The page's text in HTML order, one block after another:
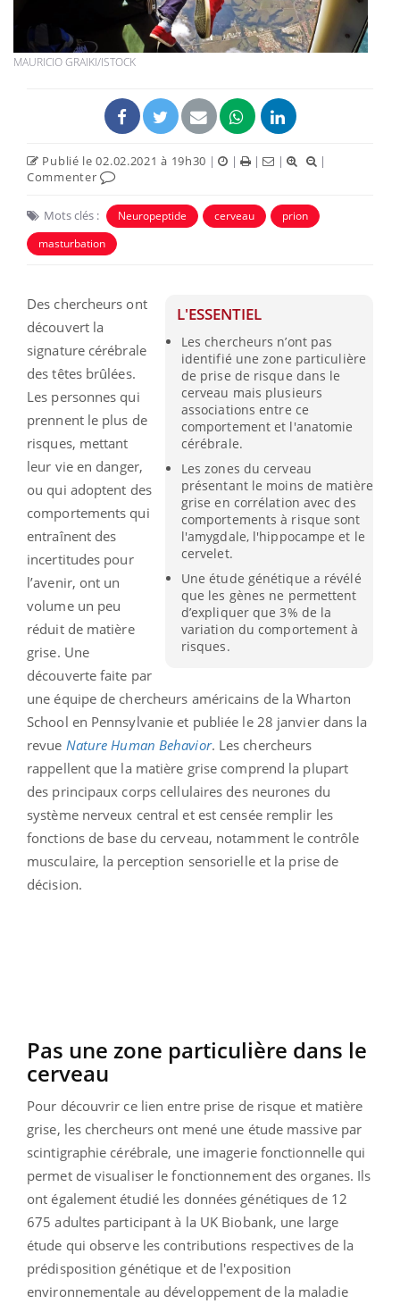
MAURICIO GRAIKI/ISTOCK
Publié le 02.02.2021 à 19h30 | | | |
|
Commenter
Mots clés : Neuropeptide cerveau
prion
masturbation
L'ESSENTIEL
Les chercheurs n’ont pas
identifié une zone particulière
de prise de risque dans le
cerveau mais plusieurs
associations entre ce
comportement et l'anatomie
cérébrale.
Les zones du cerveau
présentant le moins de matière
grise en corrélation avec des
comportements à risque sont
l'amygdale, l'hippocampe et le
cervelet.
Une étude génétique a révélé
que les gènes ne permettent
d’expliquer que 3% de la
variation du comportement à
risques.
Des chercheurs ont
découvert la
signature cérébrale
des têtes brûlées.
Les personnes qui
prennent le plus de
risques, mettant
leur vie en danger,
ou qui adoptent des
comportements qui
entraînent des
incertitudes pour
l’avenir, ont un
volume un peu
réduit de matière
grise. Une
découverte faite par
une équipe de chercheurs américains de la Wharton
School en Pennsylvanie et publiée le 28 janvier dans la
revue Nature Human Behavior. Les chercheurs
rappellent que la matière grise comprend la plupart
des principaux corps cellulaires des neurones du
système nerveux central et est censée remplir les
fonctions de base du cerveau, notamment le contrôle
musculaire, la perception sensorielle et la prise de
décision.
Pas une zone particulière dans le
cerveau
Pour découvrir ce lien entre prise de risque et matière
grise, les chercheurs ont mené une étude massive par
scintigraphie cérébrale, une imagerie fonctionnelle qui
permet de visualiser le fonctionnement des organes. Ils
ont également étudié les données génétiques de 12
675 adultes participant à la UK Biobank, une large
étude qui observe les contributions respectives de la
prédisposition génétique et de l'exposition
environnementale au développement de la maladie